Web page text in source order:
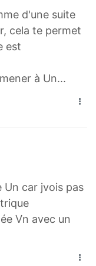
<
/
e
>
(
^
d'une suite
cela te permet
est
à Un...
Un car jvois pas
Vn avec un